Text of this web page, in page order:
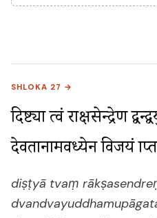
SHLOKA 27 →
दिष्ट्या त्वं राक्षसेन्द्रेण
देवतानामवध्येन विजयं
diṣṭyā tvaṃ